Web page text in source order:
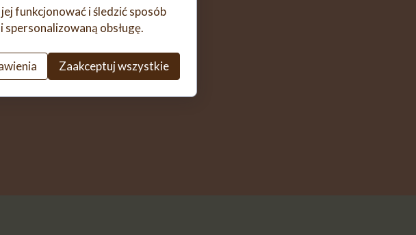
funkcjonować i śledzić sposób
obsługę.
Zaakceptuj wszystkie